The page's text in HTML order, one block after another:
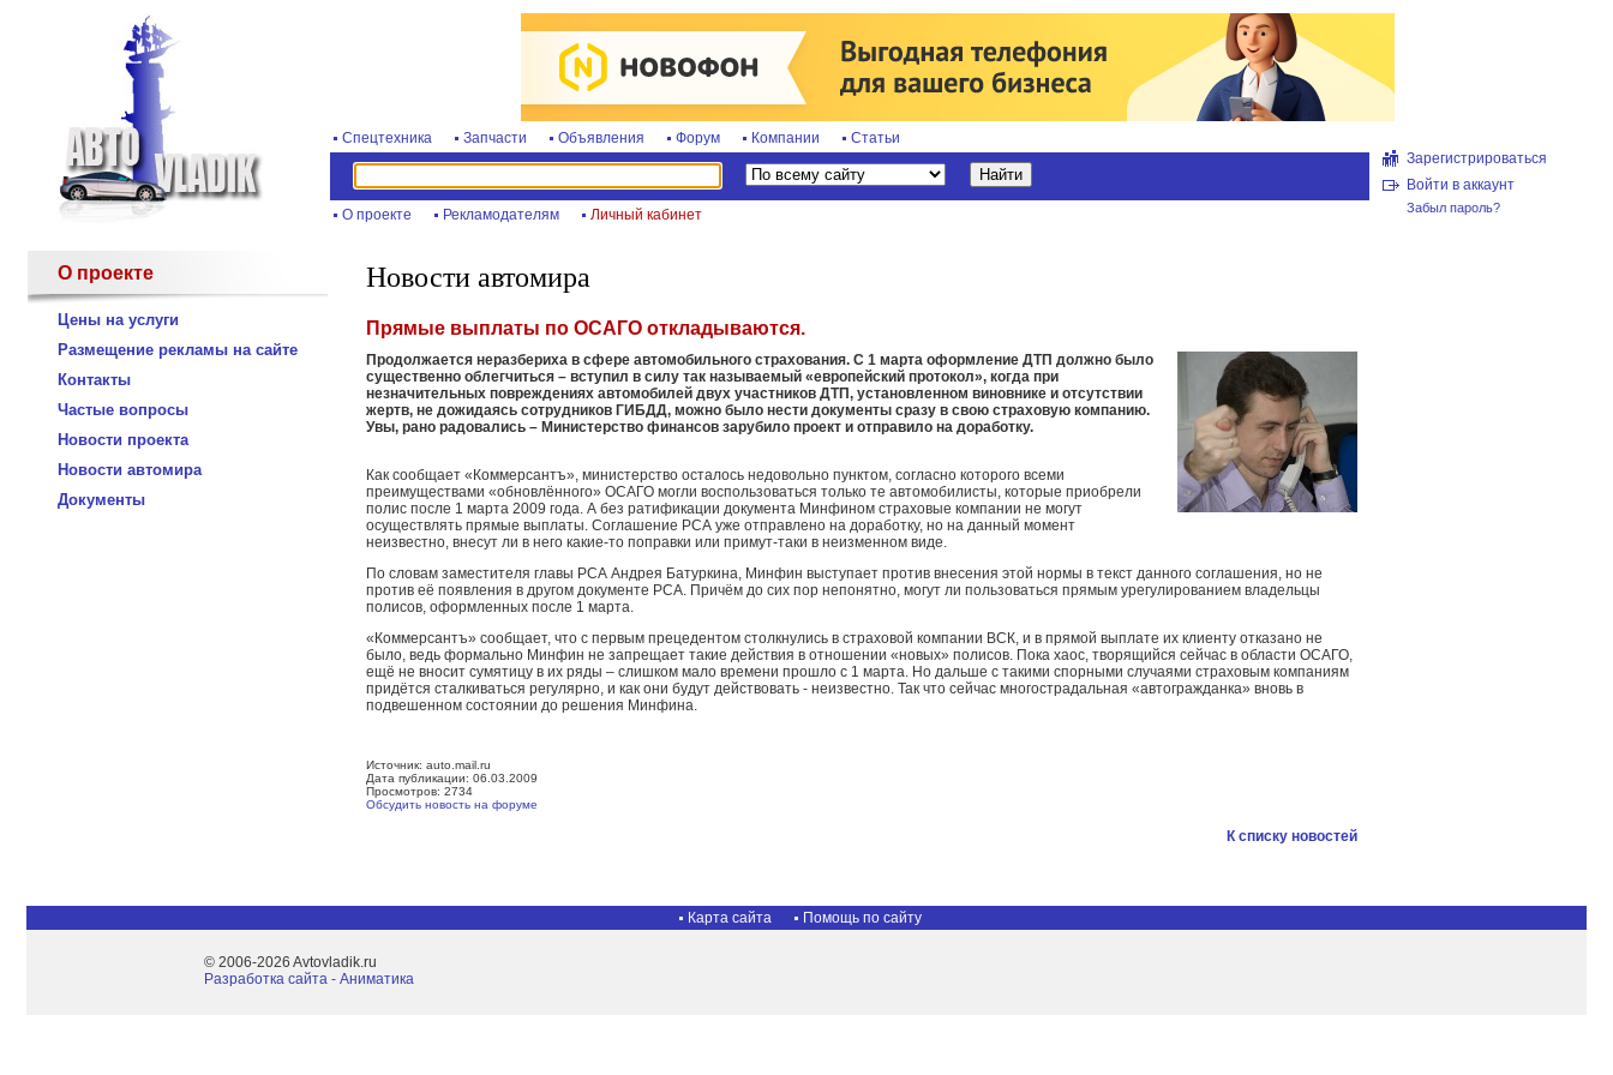
Спецтехника Запчасти Объявления Форум Компании Статьи
О проекте Рекламодателям Личный кабинет
Зарегистрироваться
Войти в аккаунт
Забыл пароль?
О проекте
Цены на услуги
Размещение рекламы на сайте
Контакты
Частые вопросы
Новости проекта
Новости автомира
Документы
Новости автомира
Прямые выплаты по ОСАГО откладываются.
Продолжается неразбериха в сфере автомобильного страхования. С 1 марта оформление ДТП должно было
существенно облегчиться – вступил в силу так называемый «европейский протокол», когда при
незначительных повреждениях автомобилей двух участников ДТП, установленном виновнике и отсутствии
жертв, не дожидаясь сотрудников ГИБДД, можно было нести документы сразу в свою страховую компанию.
Увы, рано радовались – Министерство финансов зарубило проект и отправило на доработку.
Как сообщает «Коммерсантъ», министерство осталось недовольно пунктом, согласно которого всеми
преимуществами «обновлённого» ОСАГО могли воспользоваться только те автомобилисты, которые приобрели
полис после 1 марта 2009 года. А без ратификации документа Минфином страховые компании не могут
осуществлять прямые выплаты. Соглашение РСА уже отправлено на доработку, но на данный момент
неизвестно, внесут ли в него какие-то поправки или примут-таки в неизменном виде.
По словам заместителя главы РСА Андрея Батуркина, Минфин выступает против внесения этой нормы в текст данного соглашения, но не
против её появления в другом документе РСА. Причём до сих пор непонятно, могут ли пользоваться прямым урегулированием владельцы
полисов, оформленных после 1 марта.
«Коммерсантъ» сообщает, что с первым прецедентом столкнулись в страховой компании ВСК, и в прямой выплате их клиенту отказано не
было, ведь формально Минфин не запрещает такие действия в отношении «новых» полисов. Пока хаос, творящийся сейчас в области ОСАГО,
ещё не вносит сумятицу в их ряды – слишком мало времени прошло с 1 марта. Но дальше с такими спорными случаями страховым компаниям
придётся сталкиваться регулярно, и как они будут действовать - неизвестно. Так что сейчас многострадальная «автогражданка» вновь в
подвешенном состоянии до решения Минфина.
Источник: auto.mail.ru
Дата публикации: 06.03.2009
Просмотров: 2734
Обсудить новость на форуме
К списку новостей
Карта сайта Помощь по сайту
© 2006-2026 Avtovladik.ru
Разработка сайта - Aниматика